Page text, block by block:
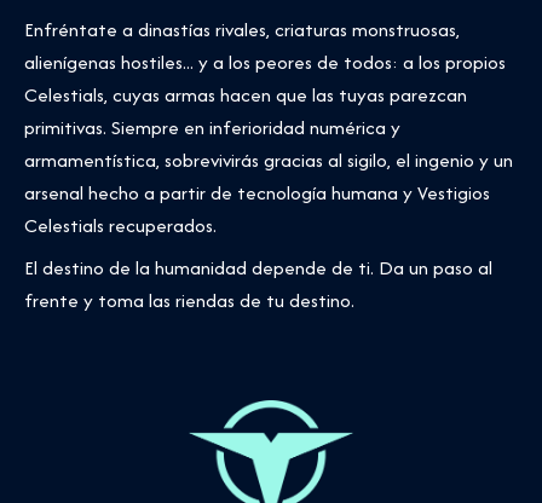
Enfréntate a dinastías rivales, criaturas monstruosas,
alienígenas hostiles... y a los peores de todos: a los propios
Celestials, cuyas armas hacen que las tuyas parezcan
primitivas. Siempre en inferioridad numérica y
armamentística, sobrevivirás gracias al sigilo, el ingenio y un
arsenal hecho a partir de tecnología humana y Vestigios
Celestials recuperados.
El destino de la humanidad depende de ti. Da un paso al
frente y toma las riendas de tu destino.